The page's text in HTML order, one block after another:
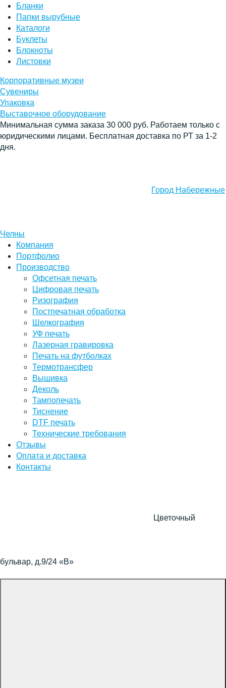
Бланки
Папки вырубные
Каталоги
Буклеты
Блокноты
Листовки
Корпоративные музеи
Сувениры
Упаковка
Выставочное оборудование
Минимальная сумма заказа 30 000 руб. Работаем только с
юридическими лицами. Бесплатная доставка по РТ за 1-2
дня.
Город Набережные
Челны
Компания
Портфолио
Производство
Офсетная печать
Цифровая печать
Ризография
Постпечатная обработка
Шелкография
УФ печать
Лазерная гравировка
Печать на футболках
Термотрансфер
Вышивка
Деколь
Тампопечать
Тиснение
DTF печать
Технические требования
Отзывы
Оплата и доставка
Контакты
Цветочный
бульвар, д.9/24 «В»